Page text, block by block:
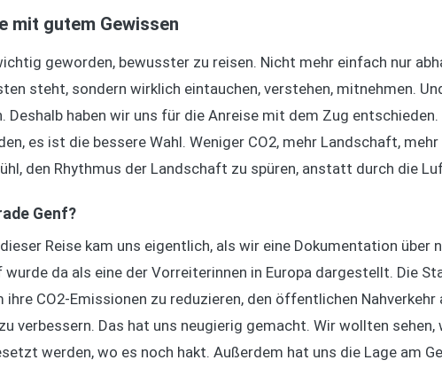
mit gutem Gewissen
geworden, bewusster zu reisen. Nicht mehr einfach nur
steht, sondern wirklich eintauchen, verstehen, mitnehmen.
Deshalb haben wir uns für die Anreise mit dem Zug
es ist die bessere Wahl. Weniger CO2, mehr Landschaft,
den Rhythmus der Landschaft zu spüren, anstatt durch die
Genf?
Reise kam uns eigentlich, als wir eine Dokumentation
wurde da als eine der Vorreiterinnen in Europa dargestellt. Die
ihre CO2-Emissionen zu reduzieren, den öffentlichen
verbessern. Das hat uns neugierig gemacht. Wir wollten
werden, wo es noch hakt. Außerdem hat uns die Lage am